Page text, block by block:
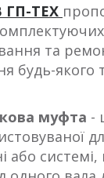
ГП-ТЕХ
та
будь-якого
муфта -
або